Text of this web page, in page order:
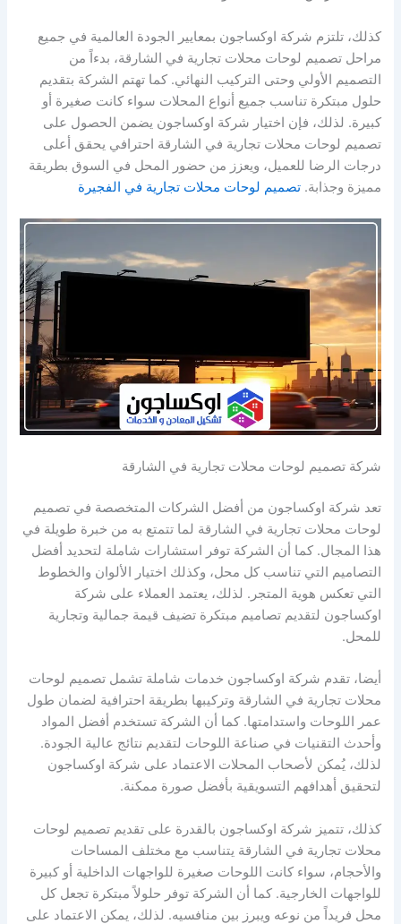
كذلك، تلتزم شركة اوكساجون بمعايير الجودة العالمية في جميع
مراحل تصميم لوحات محلات تجارية في الشارقة، بدءاً من
التصميم الأولي وحتى التركيب النهائي. كما تهتم الشركة بتقديم
حلول مبتكرة تناسب جميع أنواع المحلات سواء كانت صغيرة أو
كبيرة. لذلك، فإن اختيار شركة اوكساجون يضمن الحصول على
تصميم لوحات محلات تجارية في الشارقة احترافي يحقق أعلى
درجات الرضا للعميل، ويعزز من حضور المحل في السوق بطريقة
مميزة وجذابة.تصميم لوحات محلات تجارية في الفجيرة
شركة تصميم لوحات محلات تجارية في الشارقة
تعد شركة اوكساجون من أفضل الشركات المتخصصة في تصميم
لوحات محلات تجارية في الشارقة لما تتمتع به من خبرة طويلة في
هذا المجال. كما أن الشركة توفر استشارات شاملة لتحديد أفضل
التصاميم التي تناسب كل محل، وكذلك اختيار الألوان والخطوط
التي تعكس هوية المتجر. لذلك، يعتمد العملاء على شركة
اوكساجون لتقديم تصاميم مبتكرة تضيف قيمة جمالية وتجارية
للمحل.
أيضا، تقدم شركة اوكساجون خدمات شاملة تشمل تصميم لوحات
محلات تجارية في الشارقة وتركيبها بطريقة احترافية لضمان طول
عمر اللوحات واستدامتها. كما أن الشركة تستخدم أفضل المواد
وأحدث التقنيات في صناعة اللوحات لتقديم نتائج عالية الجودة.
لذلك، يُمكن لأصحاب المحلات الاعتماد على شركة اوكساجون
لتحقيق أهدافهم التسويقية بأفضل صورة ممكنة.
كذلك، تتميز شركة اوكساجون بالقدرة على تقديم تصميم لوحات
محلات تجارية في الشارقة يتناسب مع مختلف المساحات
والأحجام، سواء كانت اللوحات صغيرة للواجهات الداخلية أو كبيرة
للواجهات الخارجية. كما أن الشركة توفر حلولاً مبتكرة تجعل كل
محل فريداً من نوعه ويبرز بين منافسيه. لذلك، يمكن الاعتماد على